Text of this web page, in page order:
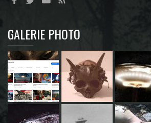
GALERIE PHOTO